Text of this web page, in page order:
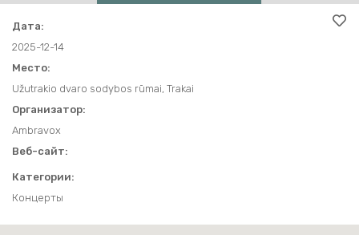
ТУРИСТИЧЕСКИЕ МАРШРУТЫ
Дата:
2025-12-14
Место:
Užutrakio dvaro sodybos rūmai, Trakai
Организатор:
Ambravox
Веб-сайт:
Категории:
Концерты
ДРУГОЕ